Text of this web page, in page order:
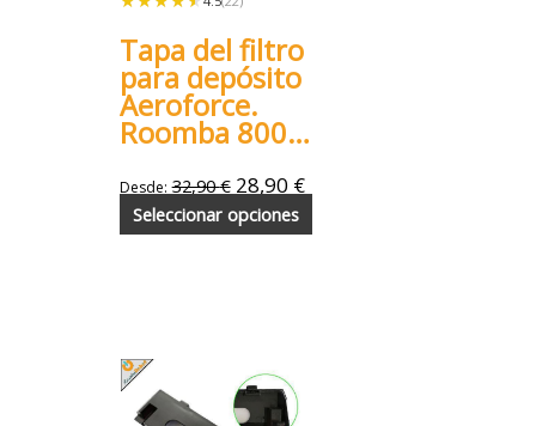
Tapa del filtro
para depósito
Aeroforce.
Roomba 800
Desde: 32,90€ 28,90 €
Seleccionar opciones